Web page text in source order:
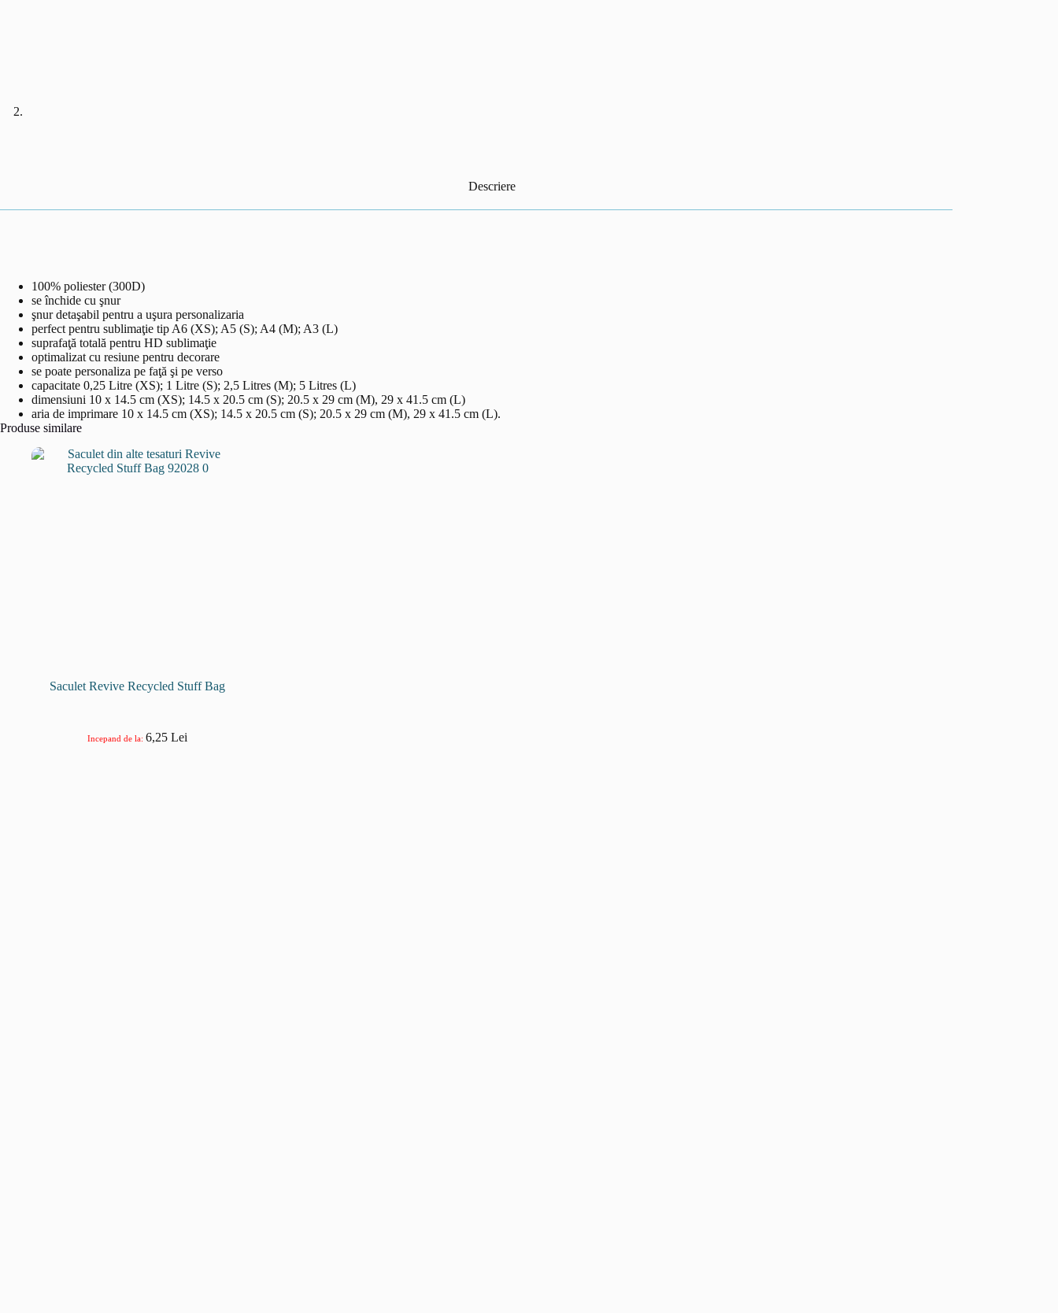
Descriere
100% poliester (300D)
se închide cu şnur
şnur detaşabil pentru a uşura personalizaria
perfect pentru sublimaţie tip A6 (XS); A5 (S); A4 (M); A3 (L)
suprafaţă totală pentru HD sublimaţie
optimalizat cu resiune pentru decorare
se poate personaliza pe faţă şi pe verso
capacitate 0,25 Litre (XS); 1 Litre (S); 2,5 Litres (M); 5 Litres (L)
dimensiuni 10 x 14.5 cm (XS); 14.5 x 20.5 cm (S); 20.5 x 29 cm (M), 29 x 41.5 cm (L)
aria de imprimare 10 x 14.5 cm (XS); 14.5 x 20.5 cm (S); 20.5 x 29 cm (M), 29 x 41.5 cm (L).
Produse similare
Saculet Revive Recycled Stuff Bag
Incepand de la:6,25Lei